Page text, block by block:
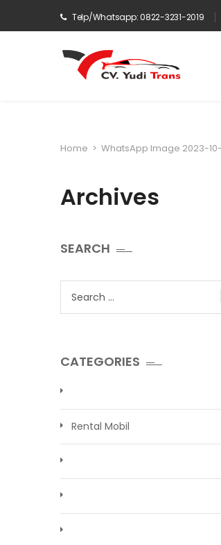
Telp/Whatsapp: 0822-3231-2019
Home > WhatsApp Image 2023-10-
Archives
SEARCH
CATEGORIES
Rental Mobil